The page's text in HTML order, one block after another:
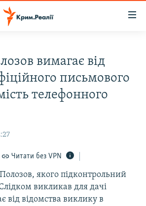
вимагає від
письмового
телефонного
Читати без VPN
якого підконтрольний
викликав для дачі
від відомства виклику в